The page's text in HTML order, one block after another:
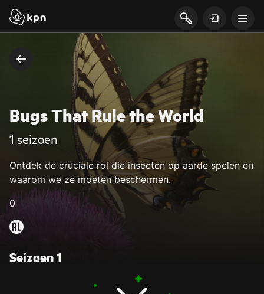
Bugs That Rule the World
1 seizoen
Ontdek de cruciale rol die insecten op aarde spelen en
waarom we ze moeten beschermen.
0
Seizoen 1